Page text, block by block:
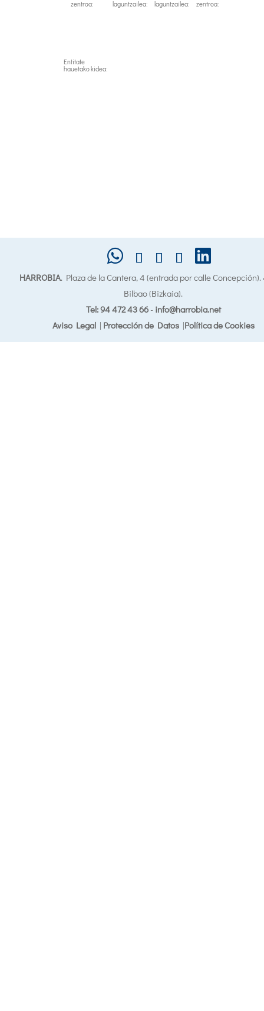
zentroa:
laguntzailea:
laguntzailea:
zentroa:
Entitate
hauetako kidea:
HARROBIA. Plaza de la Cantera, 4 (entrada por calle
Bilbao (Bizkaia).
Tel: 94 472 43 66- info@harrobia.net
Aviso Legal| Protección de Datos|Política de Cookies